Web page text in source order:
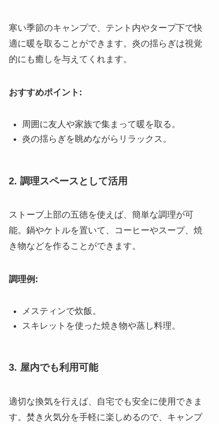
寒い季節のキャンプで、テント内やタープ下で快
適に暖を取ることができます。炎の揺らぎは視覚
的にも癒しを与えてくれます。
おすすめポイント:
周囲に友人や家族で集まって暖を取る。
炎の揺らぎを眺めながらリラックス。
2. 調理スペースとして活用
ストーブ上部の五徳を使えば、簡単な調理が可
能。鍋やケトルを置いて、コーヒーやスープ、焼
き物などを作ることができます。
調理例:
メスティンで炊飯。
スキレットを使った焼き物や蒸し料理。
3. 屋内でも利用可能
適切な換気を行えば、自宅でも安全に使用できま
す。焚き火気分を手軽に楽しめるので、キャンプ